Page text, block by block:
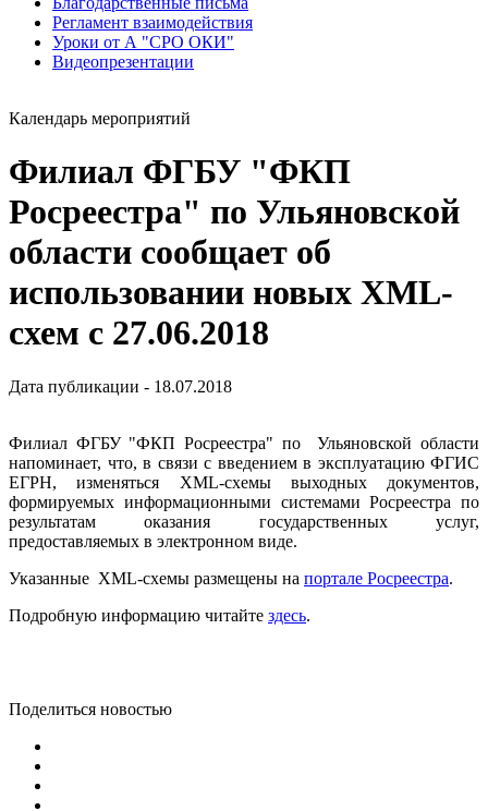
Регламент взаимодействия
Уроки от А "СРО ОКИ"
Видеопрезентации
Календарь мероприятий
Филиал ФГБУ "ФКП
Росреестра" по Ульяновской
области сообщает об
использовании новых XML-
схем с 27.06.2018
Дата публикации - 18.07.2018
Филиал ФГБУ "ФКП Росреестра" по Ульяновской области
напоминает, что, в связи с введением в эксплуатацию ФГИС
ЕГРН, изменяться XML-схемы выходных документов,
формируемых информационными системами Росреестра по
результатам оказания государственных услуг,
предоставляемых в электронном виде.
Указанные XML-схемы размещены на портале Росреестра.
Подробную информацию читайте здесь.
Поделиться новостью